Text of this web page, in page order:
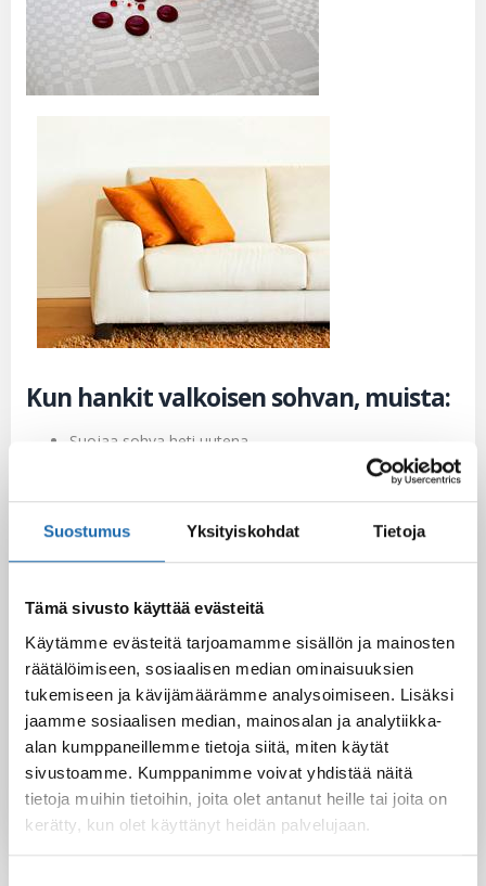
Suostumus Yksityiskohdat Tietoja
Tämä sivusto käyttää evästeitä
Käytämme evästeitä tarjoamamme sisällön ja mainosten
räätälöimiseen, sosiaalisen median ominaisuuksien
tukemiseen ja kävijämäärämme analysoimiseen. Lisäksi
jaamme sosiaalisen median, mainosalan ja analytiikka-
alan kumppaneillemme tietoja siitä, miten käytät
sivustoamme. Kumppanimme voivat yhdistää näitä
tietoja muihin tietoihin, joita olet antanut heille tai joita on
kerätty, kun olet käyttänyt heidän palvelujaan.
Kun hankit valkoisen sohvan, muista:
Suojaa sohva heti uutena
Mikäli suojat vanhaa sohvaa, puhdista suojattavat
Suojaa sohva ja sohvatyynyt Softcare verhoilusuojalla
Muista suojata myös matto
Facebook
Twitter LinkedIn
Gennady